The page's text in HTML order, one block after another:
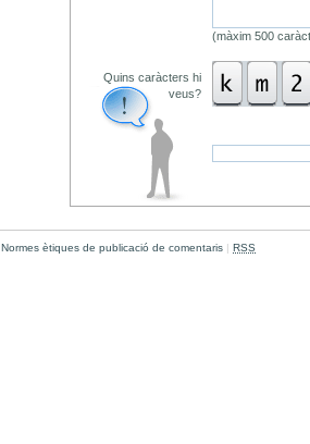
(màxim 500
Quins caràcters hi
veus?
Normes ètiques de publicació de comentaris | RSS